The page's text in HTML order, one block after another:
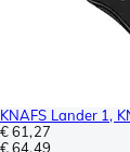
KNAFS Lander 1,
€ 61,27
€ 64,49